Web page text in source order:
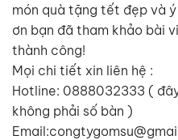
món quà tặng tết đẹp và
ơn bạn đã tham khảo bài
thành công!
Mọi chi tiết xin liên hệ :
Hotline: 0888032333 (
không phải số bàn )